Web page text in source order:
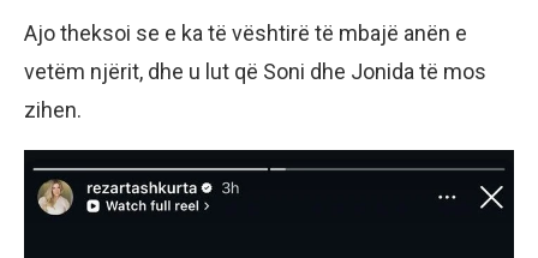
Ajo theksoi se e ka të vështirë të mbajë anën e
vetëm njërit, dhe u lut që Soni dhe Jonida të mos
zihen.